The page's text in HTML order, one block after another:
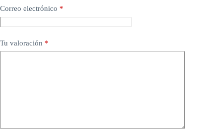
Correo electrónico *
Tu valoración *